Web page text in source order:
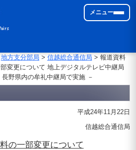
メニュー
地方支分部局 > 信越総合通信局 > 報道資料
変更について 地上デジタルテレビ中継局
野県内の牟礼中継局で実施 －
平成24年11月22日
信越総合通信局
の一部変更について